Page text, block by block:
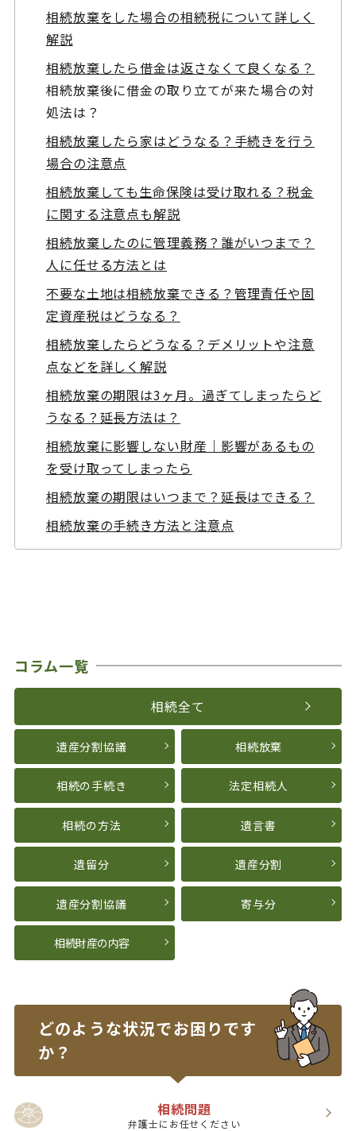
相続放棄をした場合の相続税について詳しく
解説
相続放棄したら借金は返さなくて良くなる？
相続放棄後に借金の取り立てが来た場合の対
処法は？
相続放棄したら家はどうなる？手続きを行う
場合の注意点
相続放棄しても生命保険は受け取れる？税金
に関する注意点も解説
相続放棄したのに管理義務？誰がいつまで？
人に任せる方法とは
不要な土地は相続放棄できる？管理責任や固
定資産税はどうなる？
相続放棄したらどうなる？デメリットや注意
点などを詳しく解説
相続放棄の期限は3ヶ月。過ぎてしまったらど
うなる？延長方法は？
相続放棄に影響しない財産｜影響があるもの
を受け取ってしまったら
相続放棄の期限はいつまで？延長はできる？
相続放棄の手続き方法と注意点
コラム一覧
相続全て
遺産分割協議 相続放棄
相続の手続き 法定相続人
相続の方法 遺言書
遺留分 遺産分割
遺産分割協議 寄与分
相続財産の内容
どのような状況でお困りです
か？
相続問題
弁護士にお任せください